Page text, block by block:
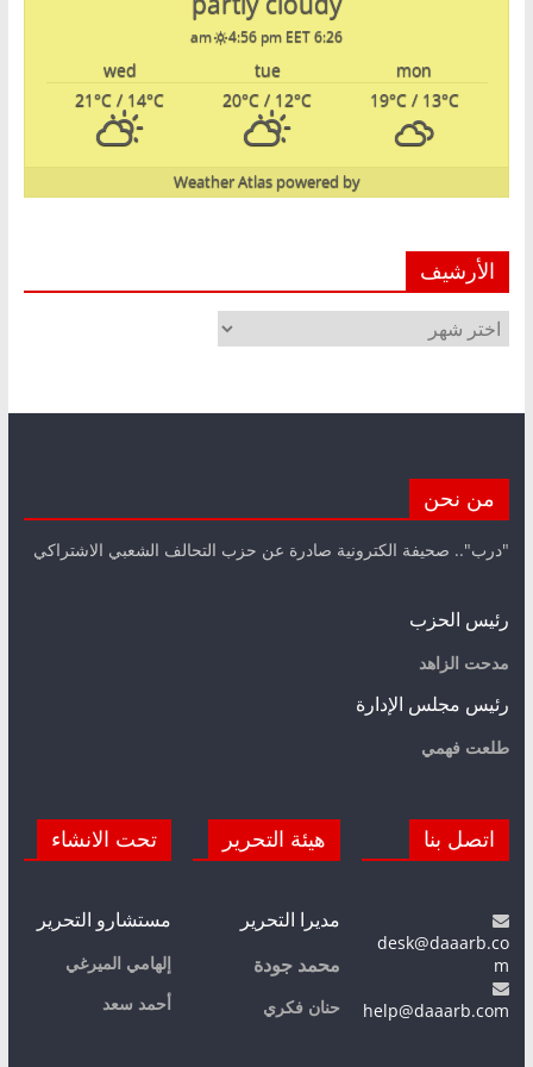
6:26 am
4:56 pm EET
mon
tue
wed
19°C/ 13°C
20°C / 12°C
21°C / 14°C
powered by
Weather Atlas
الأرشيف
الأرشيف
من نحن
"درب".. صحيفة الكترونية صادرة عن حزب التحالف الشعبي الاشتراكي
رئيس الحزب
مدحت الزاهد
رئيس مجلس الإدارة
طلعت فهمي
اتصل بنا
desk@daaarb.co
m
help@daaarb.com
هيئة التحرير
مديرا التحرير
محمد جودة
حنان فكري
تحت الانشاء
مستشارو التحرير
إلهامي الميرغي
أحمد سعد